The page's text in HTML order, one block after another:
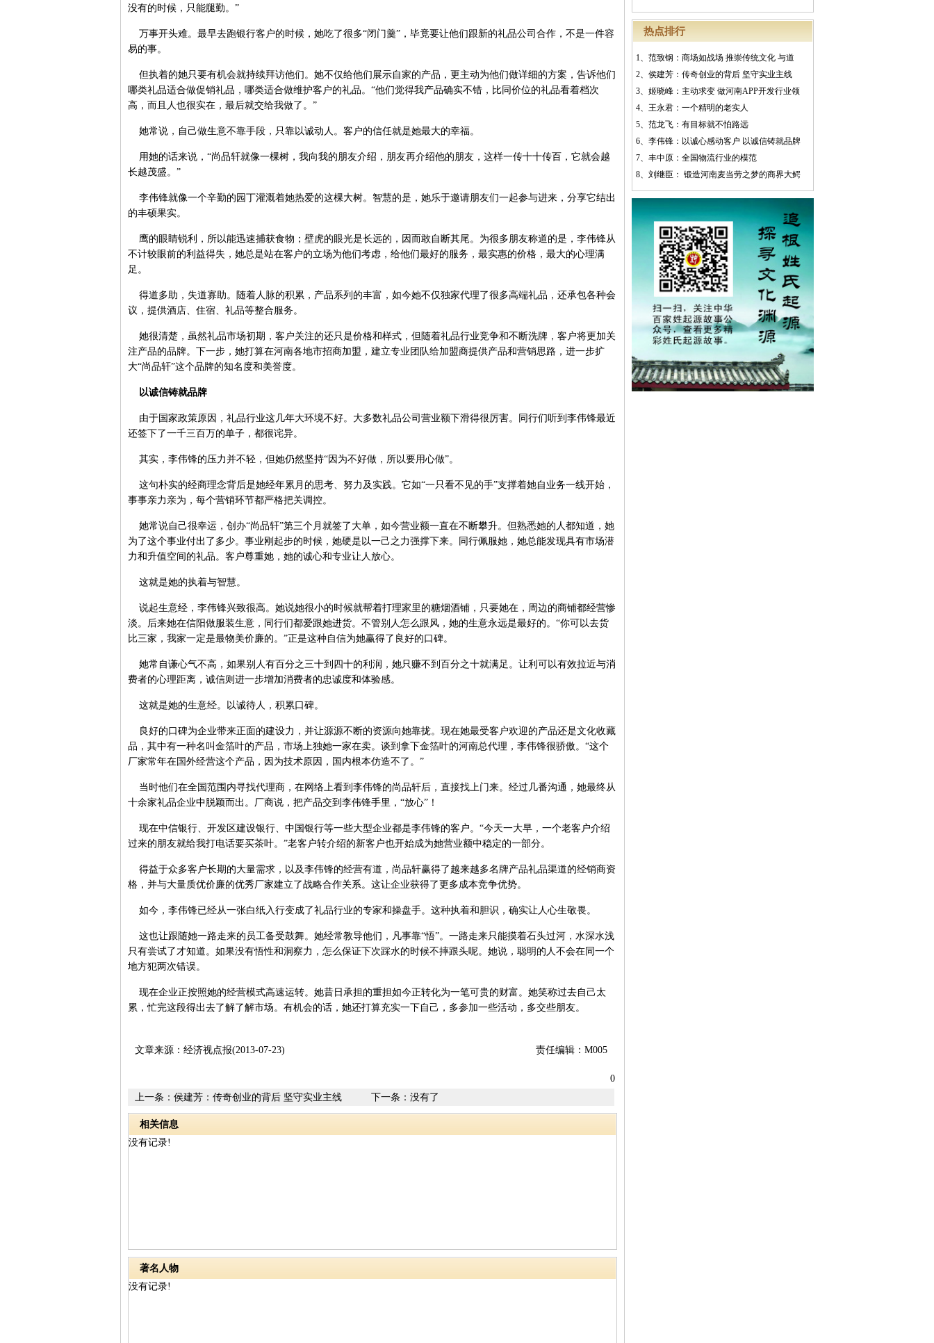
热点排行
1、 范致钢：商场如战场 推崇传统文化 与道
2、 侯建芳：传奇创业的背后 坚守实业主线
3、 姬晓峰：主动求变 做河南APP开发行业领
4、 王永君：一个精明的老实人
5、 范龙飞：有目标就不怕路远
6、 李伟锋：以诚心感动客户 以诚信铸就品牌
7、 丰中原：全国物流行业的模范
8、 刘继臣： 锻造河南麦当劳之梦的商界大鳄
没有的时候，只能腿勤。”
万事开头难。最早去跑银行客户的时候，她吃了很多“闭门羹”，毕竟要让他们跟新的礼品公司合作，不是一件容
易的事。
但执着的她只要有机会就持续拜访他们。她不仅给他们展示自家的产品，更主动为他们做详细的方案，告诉他们
哪类礼品适合做促销礼品，哪类适合做维护客户的礼品。“他们觉得我产品确实不错，比同价位的礼品看着档次
高，而且人也很实在，最后就交给我做了。”
她常说，自己做生意不靠手段，只靠以诚动人。客户的信任就是她最大的幸福。
用她的话来说，“尚品轩就像一棵树，我向我的朋友介绍，朋友再介绍他的朋友，这样一传十十传百，它就会越
长越茂盛。”
李伟锋就像一个辛勤的园丁灌溉着她热爱的这棵大树。智慧的是，她乐于邀请朋友们一起参与进来，分享它结出
的丰硕果实。
鹰的眼睛锐利，所以能迅速捕获食物；壁虎的眼光是长远的，因而敢自断其尾。为很多朋友称道的是，李伟锋从
不计较眼前的利益得失，她总是站在客户的立场为他们考虑，给他们最好的服务，最实惠的价格，最大的心理满
足。
得道多助，失道寡助。随着人脉的积累，产品系列的丰富，如今她不仅独家代理了很多高端礼品，还承包各种会
议，提供酒店、住宿、礼品等整合服务。
她很清楚，虽然礼品市场初期，客户关注的还只是价格和样式，但随着礼品行业竞争和不断洗牌，客户将更加关
注产品的品牌。下一步，她打算在河南各地市招商加盟，建立专业团队给加盟商提供产品和营销思路，进一步扩
大“尚品轩”这个品牌的知名度和美誉度。
以诚信铸就品牌
由于国家政策原因，礼品行业这几年大环境不好。大多数礼品公司营业额下滑得很厉害。同行们听到李伟锋最近
还签下了一千三百万的单子，都很诧异。
其实，李伟锋的压力并不轻，但她仍然坚持“因为不好做，所以要用心做”。
这句朴实的经商理念背后是她经年累月的思考、努力及实践。它如“一只看不见的手”支撑着她自业务一线开始，
事事亲力亲为，每个营销环节都严格把关调控。
她常说自己很幸运，创办“尚品轩”第三个月就签了大单，如今营业额一直在不断攀升。但熟悉她的人都知道，她
为了这个事业付出了多少。事业刚起步的时候，她硬是以一己之力强撑下来。同行佩服她，她总能发现具有市场潜
力和升值空间的礼品。客户尊重她，她的诚心和专业让人放心。
这就是她的执着与智慧。
说起生意经，李伟锋兴致很高。她说她很小的时候就帮着打理家里的糖烟酒铺，只要她在，周边的商铺都经营惨
淡。后来她在信阳做服装生意，同行们都爱跟她进货。不管别人怎么跟风，她的生意永远是最好的。“你可以去货
比三家，我家一定是最物美价廉的。”正是这种自信为她赢得了良好的口碑。
她常自谦心气不高，如果别人有百分之三十到四十的利润，她只赚不到百分之十就满足。让利可以有效拉近与消
费者的心理距离，诚信则进一步增加消费者的忠诚度和体验感。
这就是她的生意经。以诚待人，积累口碑。
良好的口碑为企业带来正面的建设力，并让源源不断的资源向她靠拢。现在她最受客户欢迎的产品还是文化收藏
品，其中有一种名叫金箔叶的产品，市场上独她一家在卖。谈到拿下金箔叶的河南总代理，李伟锋很骄傲。“这个
厂家常年在国外经营这个产品，因为技术原因，国内根本仿造不了。”
当时他们在全国范围内寻找代理商，在网络上看到李伟锋的尚品轩后，直接找上门来。经过几番沟通，她最终从
十余家礼品企业中脱颖而出。厂商说，把产品交到李伟锋手里，“放心”！
现在中信银行、开发区建设银行、中国银行等一些大型企业都是李伟锋的客户。“今天一大早，一个老客户介绍
过来的朋友就给我打电话要买茶叶。”老客户转介绍的新客户也开始成为她营业额中稳定的一部分。
得益于众多客户长期的大量需求，以及李伟锋的经营有道，尚品轩赢得了越来越多名牌产品礼品渠道的经销商资
格，并与大量质优价廉的优秀厂家建立了战略合作关系。这让企业获得了更多成本竞争优势。
如今，李伟锋已经从一张白纸入行变成了礼品行业的专家和操盘手。这种执着和胆识，确实让人心生敬畏。
这也让跟随她一路走来的员工备受鼓舞。她经常教导他们，凡事靠“悟”。一路走来只能摸着石头过河，水深水浅
只有尝试了才知道。如果没有悟性和洞察力，怎么保证下次踩水的时候不摔跟头呢。她说，聪明的人不会在同一个
地方犯两次错误。
现在企业正按照她的经营模式高速运转。她昔日承担的重担如今正转化为一笔可贵的财富。她笑称过去自己太
累，忙完这段得出去了解了解市场。有机会的话，她还打算充实一下自己，多参加一些活动，多交些朋友。
责任编辑：M005
文章来源：经济视点报(2013-07-23)
0
下一条：没有了
上一条： 侯建芳：传奇创业的背后 坚守实业主线
相关信息
没有记录!
著名人物
没有记录!